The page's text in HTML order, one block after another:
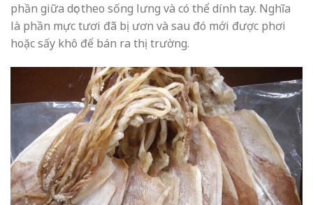
phần giữa dọc theo sống lưng và có thể dính tay. Nghĩa
là phần mực tươi đã bị ươn và sau đó mới được phơi
hoặc sấy khô để bán ra thị trường.